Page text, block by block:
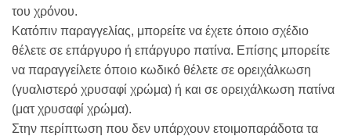
του χρόνου.
Κατόπιν παραγγελίας, μπορείτε να έχετε όποιο σχέδιο
θέλετε σε επάργυρο ή επάργυρο πατίνα. Επίσης μπορείτε
να παραγγείλετε όποιο κωδικό θέλετε σε ορειχάλκωση
(γυαλιστερό χρυσαφί χρώμα) ή και σε ορειχάλκωση πατίνα
(ματ χρυσαφί χρώμα).
Στην περίπτωση που δεν υπάρχουν ετοιμοπαράδοτα τα